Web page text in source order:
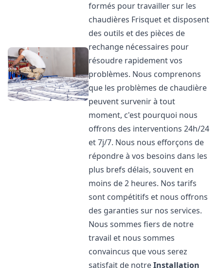
formés pour travailler sur les
chaudières Frisquet et disposent
des outils et des pièces de
rechange nécessaires pour
résoudre rapidement vos
problèmes. Nous comprenons
que les problèmes de chaudière
peuvent survenir à tout
moment, c'est pourquoi nous
offrons des interventions 24h/24
et 7j/7. Nous nous efforçons de
répondre à vos besoins dans les
plus brefs délais, souvent en
moins de 2 heures. Nos tarifs
sont compétitifs et nous offrons
des garanties sur nos services.
Nous sommes fiers de notre
travail et nous sommes
convaincus que vous serez
satisfait de notreInstallation